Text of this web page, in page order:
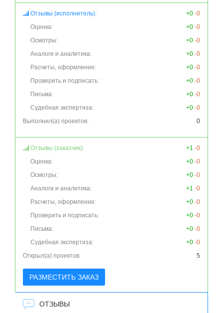
Отзывы (исполнитель): +0 -0
Оценка:
+0 -0
Осмотры:
+0 -0
Аналоги и аналитика:
+0 -0
Расчеты, оформление:
+0 -0
Проверить и подписать:
+0 -0
Письма:
+0 -0
Судебная экспертиза:
+0 -0
Выполнил(а) проектов:
0
Отзывы (заказчик): +1 -0
Оценка:
+0 -0
Осмотры:
+0 -0
Аналоги и аналитика:
+1 -0
Расчеты, оформление:
+0 -0
Проверить и подписать:
+0 -0
Письма:
+0 -0
Судебная экспертиза:
+0 -0
Открыл(а) проектов:
5
РАЗМЕСТИТЬ ЗАКАЗ
ОТЗЫВЫ